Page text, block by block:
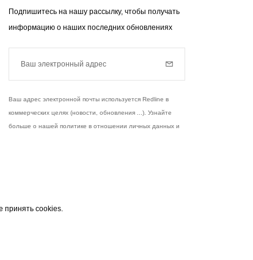
принять cookies.
Подпишитесь на нашу рассылку, чтобы получать
информацию о наших последних обновлениях
Ваш электронный адрес
Ваш адрес электронной почты используется Redline в
коммерческих целях (новости, обновления ...). Узнайте
больше о нашей политике в отношении личных данных и